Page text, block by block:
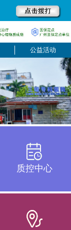
公益活动
质控中心